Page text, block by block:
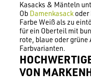
Kasacks & Mänteln
Ob Damenkasack
Farbe Weiß als zu
für ein Oberteil mit
rote, blaue oder
Farbvarianten.
VON